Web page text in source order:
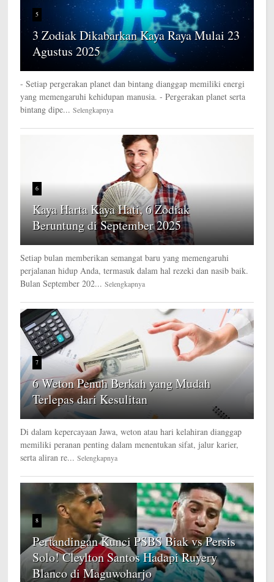
5
3 Zodiak Dikabarkan Kaya Raya Mulai 23
Agustus 2025
- Setiap pergerakan planet dan bintang dianggap memiliki energi
yang memengaruhi kehidupan manusia. - Pergerakan planet serta
bintang dipe... Selengkapnya
6
Kaya Harta Kaya Hati, 6 Zodiak
Beruntung di September 2025
Setiap bulan memberikan semangat baru yang memengaruhi
perjalanan hidup Anda, termasuk dalam hal rezeki dan nasib baik.
Bulan September 202... Selengkapnya
7
6 Weton Penuh Berkah yang Mudah
Terlepas dari Kesulitan
Di dalam kepercayaan Jawa, weton atau hari kelahiran dianggap
memiliki peranan penting dalam menentukan sifat, jalur karier,
serta aliran re... Selengkapnya
8
Pertandingan Kunci PSBS Biak vs Persis
Solo! Cleylton Santos Hadapi Ruyery
Blanco di Maguwoharjo